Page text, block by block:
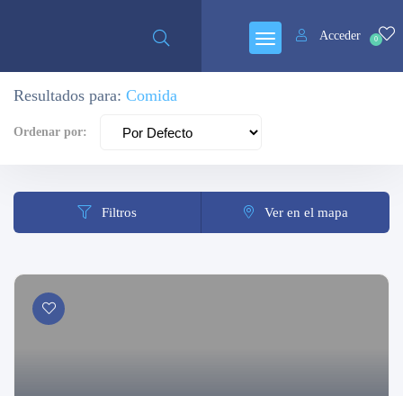
0
Acceder
Resultados para: Comida
Ordenar por:
Filtros Ver en el mapa